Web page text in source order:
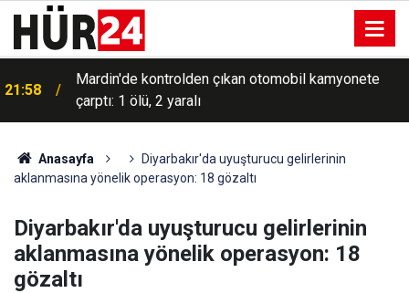
21:58
Mardin'de kontrolden çıkan otomobil kamyonete
çarptı: 1 ölü, 2 yaralı
Anasayfa
Diyarbakır'da uyuşturucu gelirlerinin
aklanmasına yönelik operasyon: 18 gözaltı
Diyarbakır'da uyuşturucu gelirlerinin
aklanmasına yönelik operasyon: 18
gözaltı